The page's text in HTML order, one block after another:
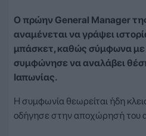
Ο πρώην General Manager
αναμένεται να γράψει
μπάσκετ, καθώς σύμφωνα με
συμφώνησε να αναλάβει
Ιαπωνίας.
Η συμφωνία θεωρείται ήδη
οδήγησε στην αποχώρησή του